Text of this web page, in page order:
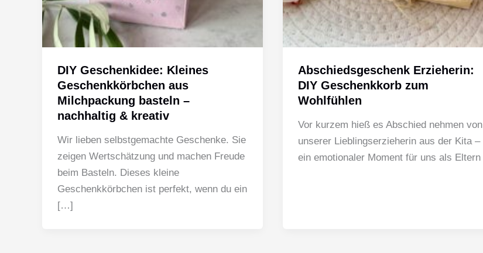
DIY Geschenkidee: Kleines
Geschenkkörbchen aus
Milchpackung basteln –
nachhaltig & kreativ
Wir lieben selbstgemachte Geschenke. Sie
zeigen Wertschätzung und machen Freude
beim Basteln. Dieses kleine
Geschenkkörbchen ist perfekt, wenn du ein
[…]
Abschiedsgeschenk Erzieherin:
DIY Geschenkkorb zum
Wohlfühlen
Vor kurzem hieß es Abschied nehmen von
unserer Lieblingserzieherin aus der Kita –
ein emotionaler Moment für uns als Eltern